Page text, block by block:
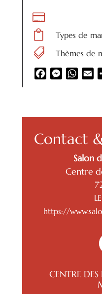


Types de
 Thèmes de
FacebookMessenger
Contact
Salon
Centre
https://
CENTRE